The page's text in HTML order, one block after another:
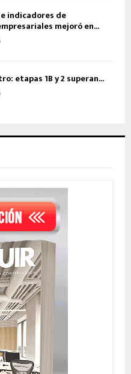
indicadores de
mejoró en...
etapas 1B y 2 superan...